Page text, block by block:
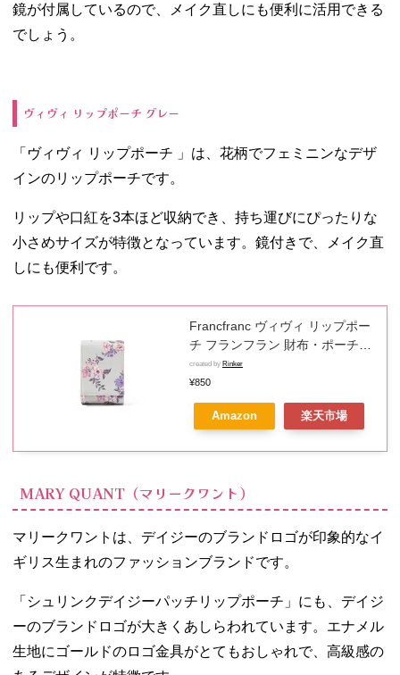
鏡が付属しているので、メイク直しにも便利に活用できる
でしょう。
ヴィヴィ リップポーチ グレー
「ヴィヴィ リップポーチ 」は、花柄でフェミニンなデザ
インのリップポーチです。
リップや口紅を3本ほど収納でき、持ち運びにぴったりな
小さめサイズが特徴となっています。鏡付きで、メイク直
しにも便利です。
Francfranc ヴィヴィ リップポー
チ フランフラン 財布・ポーチ・
ケース ポーチ グレー【先行予
約】*
created by Rinker
¥850
Amazon 楽天市場
MARY QUANT（マリークワント）
マリークワントは、デイジーのブランドロゴが印象的なイ
ギリス生まれのファッションブランドです。
「シュリンクデイジーパッチリップポーチ」にも、デイジ
ーのブランドロゴが大きくあしらわれています。エナメル
生地にゴールドのロゴ金具がとてもおしゃれで、高級感の